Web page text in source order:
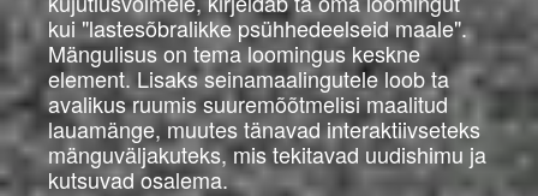
kui "lastesõbralikke psühhedeelseid maale".
Mängulisus on tema loomingus keskne
element. Lisaks seinamaalingutele loob ta
avalikus ruumis suuremõõtmelisi maalitud
lauamänge, muutes tänavad interaktiivseteks
mänguväljakuteks, mis tekitavad uudishimu ja
kutsuvad osalema.